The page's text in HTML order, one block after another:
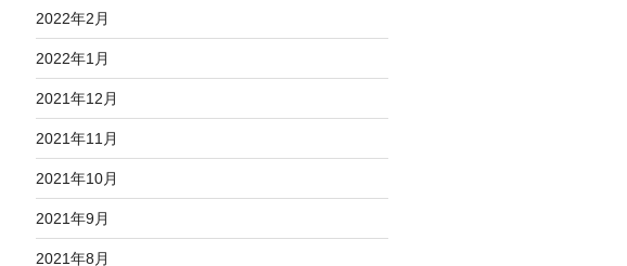
2022年2月
2022年1月
2021年12月
2021年11月
2021年10月
2021年9月
2021年8月